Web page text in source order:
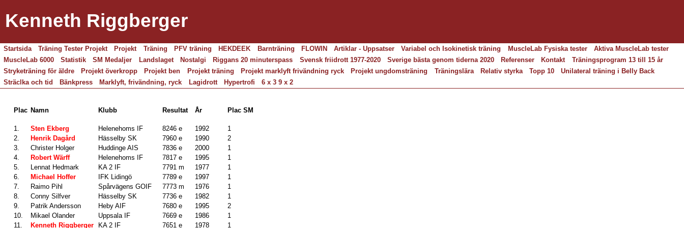
Kenneth Riggberger
Startsida Träning Tester Projekt Projekt Träning PFV träning HEKDEEK Barnträning FLOWIN Artiklar - Uppsatser Variabel och Isokinetisk träning MuscleLab Fysiska tester
Aktiva MuscleLab tester
MuscleLab 6000
Statistik SM Medaljer Landslaget Nostalgi Riggans 20 minuterspass Svensk friidrott 1977-2020 Sverige bästa genom tiderna 2020 Referenser Kontakt
Träningsprogram 13 till 15 år
Stryketräning för äldre
Projekt överkropp Projekt ben Projekt träning Projekt marklyft frivändning ryck Projekt ungdomsträning Träningslära Relativ styrka Topp 10
Unilateral träning i Belly Back
Sträclka och tid
Bänkpress Marklyft, frivändning, ryck Lagidrott Hypertrofi 6 x 3 9 x 2
Plac Namn Klubb Resultat År Plac SM
1. Sten Ekberg Helenehoms IF 8246 e 1992
1
2.
Henrik Dagård Hässelby SK 7960 e 1990
2
3.
Christer Holger Huddinge AIS 7836 e 2000
1
4.
Robert Wärff Helenehoms IF 7817 e 1995
1
5.
Lennat Hedmark KA 2 IF 7791 m 1977
1
6.
Michael Hoffer IFK Lidingö 7789 e 1997
1
7.
Raimo Pihl Spårvägens GOIF 7773 m 1976
1
8.
Conny Silfver Hässelby SK 7736 e 1982
1
9.
Patrik Andersson Heby AIF 7680 e 1995
2
10.
Mikael Olander Uppsala IF 7669 e 1986
1
11.
Kenneth Riggberger KA 2 IF 7651 e 1978
1